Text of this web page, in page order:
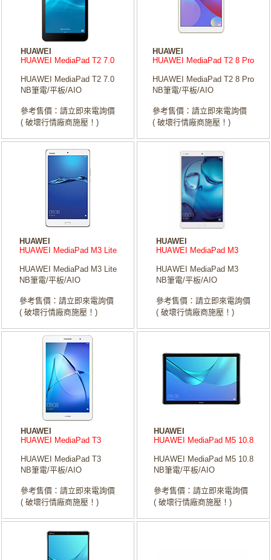
HUAWEI
HUAWEI MediaPad T2 7.0
HUAWEI MediaPad T2 7.0
NB筆電/平板/AIO
參考售價：請立即來電詢價
( 破壞行情廠商施壓！)
HUAWEI
HUAWEI MediaPad T2 8 Pro
HUAWEI MediaPad T2 8 Pro
NB筆電/平板/AIO
參考售價：請立即來電詢價
( 破壞行情廠商施壓！)
HUAWEI
HUAWEI MediaPad M3 Lite
HUAWEI MediaPad M3 Lite
NB筆電/平板/AIO
參考售價：請立即來電詢價
( 破壞行情廠商施壓！)
HUAWEI
HUAWEI MediaPad M3
HUAWEI MediaPad M3
NB筆電/平板/AIO
參考售價：請立即來電詢價
( 破壞行情廠商施壓！)
HUAWEI
HUAWEI MediaPad T3
HUAWEI MediaPad T3
NB筆電/平板/AIO
參考售價：請立即來電詢價
( 破壞行情廠商施壓！)
HUAWEI
HUAWEI MediaPad M5 10.8
HUAWEI MediaPad M5 10.8
NB筆電/平板/AIO
參考售價：請立即來電詢價
( 破壞行情廠商施壓！)